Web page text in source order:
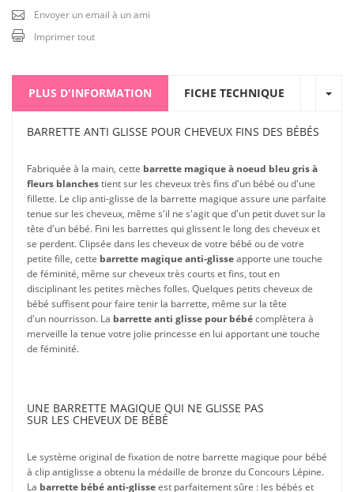
Envoyer un email à un ami
Imprimer tout
PLUS D'INFORMATION FICHE TECHNIQUE
BARRETTE ANTI GLISSE POUR CHEVEUX FINS DES BÉBÉS
Fabriquée à la main, cette barrette magique à noeud bleu gris à
fleurs blanchestient sur les cheveux très fins d'un bébé ou d'une
fillette. Le clip anti-glisse de la barrette magique assure une parfaite
tenue sur les cheveux, même s'il ne s'agit que d'un petit duvet sur la
tête d'un bébé. Fini les barrettes qui glissent le long des cheveux et
se perdent. Clipsée dans les cheveux de votre bébé ou de votre
petite fille, cette barrette magique anti-glisseapporte une touche
de féminité, même sur cheveux très courts et fins, tout en
disciplinant les petites mèches folles. Quelques petits cheveux de
bébé suffisent pour faire tenir la barrette, même sur la tête
d'un nourrisson. La barrette anti glisse pour bébécomplètera à
merveille la tenue votre jolie princesse en lui apportant une touche
de féminité.
UNE BARRETTE MAGIQUE QUI NE GLISSE PAS
SUR LES CHEVEUX DE BÉBÉ
Le système original de fixation de notre barrette magique pour bébé
à clip antiglisse a obtenu la médaille de bronze du Concours Lépine.
La barrette bébé anti-glisseest parfaitement sûre : les bébés et